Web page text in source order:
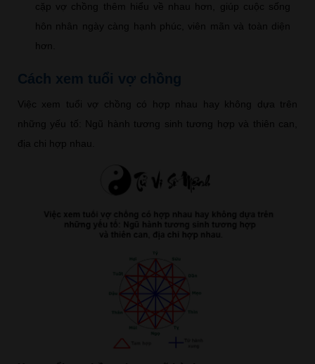
cặp vợ chồng thêm hiểu về nhau hơn, giúp cuộc sống
hôn nhân ngày càng hạnh phúc, viên mãn và toàn diện
hơn.
Cách xem tuổi vợ chồng
Việc xem tuổi vợ chồng có hợp nhau hay không dựa trên
những yếu tố: Ngũ hành tương sinh tương hợp và thiên can,
địa chi hợp nhau.